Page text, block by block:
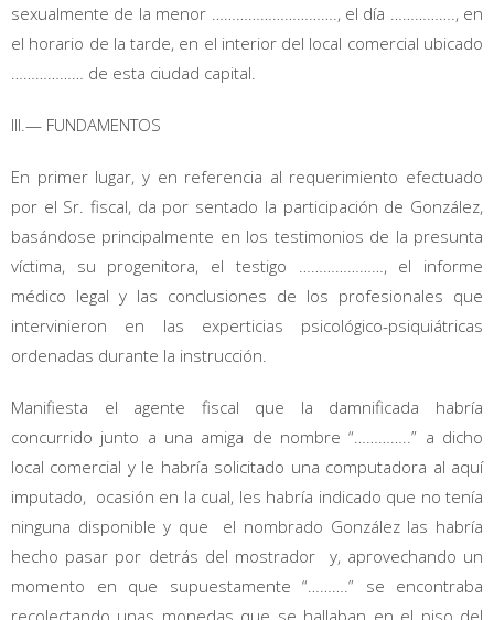
sexualmente de la menor …………………………., el día ……………., en
el horario de la tarde, en el interior del local comercial ubicado
……………… de esta ciudad capital.
III.— FUNDAMENTOS
En primer lugar, y en referencia al requerimiento efectuado
por el Sr. fiscal, da por sentado la participación de González,
basándose principalmente en los testimonios de la presunta
víctima, su progenitora, el testigo …………………, el informe
médico legal y las conclusiones de los profesionales que
intervinieron en las experticias psicológico-psiquiátricas
ordenadas durante la instrucción.
Manifiesta el agente fiscal que la damnificada habría
concurrido junto a una amiga de nombre “…………..” a dicho
local comercial y le habría solicitado una computadora al aquí
imputado, ocasión en la cual, les habría indicado que no tenía
ninguna disponible y que el nombrado González las habría
hecho pasar por detrás del mostrador y, aprovechando un
momento en que supuestamente “……….” se encontraba
recolectando unas monedas que se hallaban en el piso del